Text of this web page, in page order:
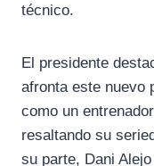
técnico.
El presidente
afronta este nuevo
como un
resaltando su
su parte, Dani